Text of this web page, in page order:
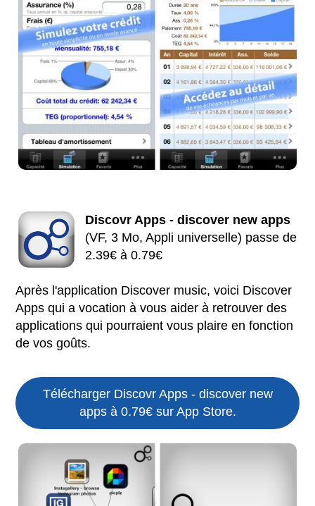
Discovr Apps - discover new apps
(VF, 3 Mo, Appli universelle) passe de
2.39€ à 0.79€
Après l'application Discover music, voici Discover
Apps qui a vocation à vous aider à retrouver des
applications qui pourraient vous plaire en fonction
de vos goûts.
Télécharger Discovr Apps - discover new
apps à 0.79€ sur App Store.